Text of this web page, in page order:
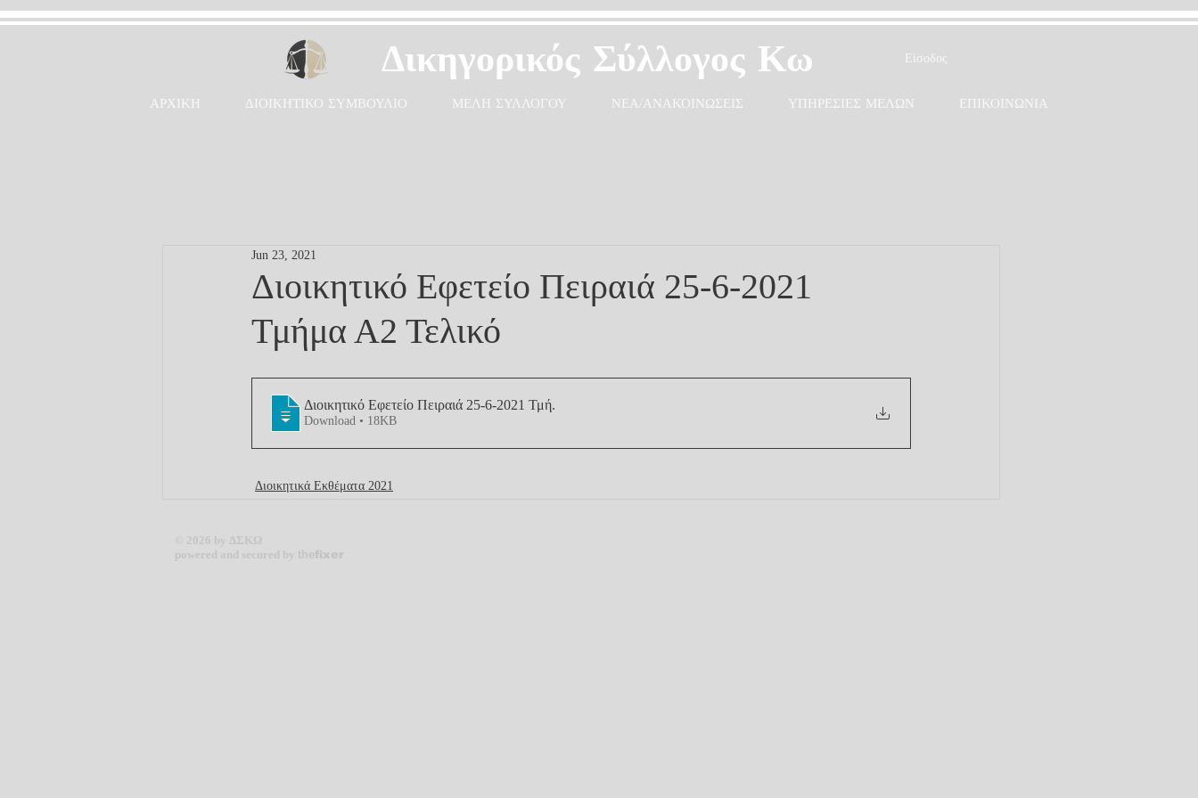
Δικηγορικός Σύλλογος Κω Είσοδος
ΑΡΧΙΚΗ ΔΙΟΙΚΗΤΙΚΟ ΣΥΜΒΟΥΛΙΟ ΜΕΛΗ ΣΥΛΛΟΓΟΥ ΝΕΑ/ΑΝΑΚΟΙΝΩΣΕΙΣ ΥΠΗΡΕΣΙΕΣ ΜΕΛΩΝ ΕΠΙΚΟΙΝΩΝΙΑ
Διοικητικό Εφετείο Πειραιά 25-6-2021
Τμήμα Α2 Τελικό
Jun 23, 2021
Διοικητικό Εφετείο Πειραιά 25-6-2021 Τμή.
Download • 18KB
Διοικητικά Εκθέματα 2021
© 2026 by ΔΣΚΩ
powered and secured by thefixer